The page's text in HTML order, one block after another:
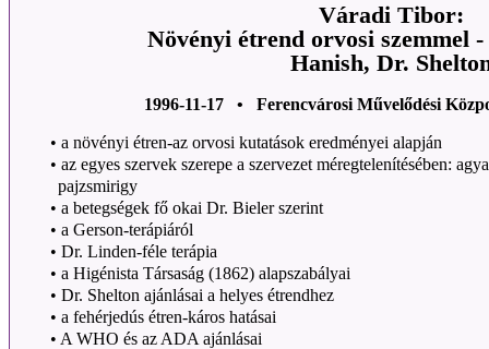
Váradi Tibor:
Növényi étrend orvosi szemmel
Hanish, Dr.
1996-11-17 • Ferencvárosi Művelődési
• a növényi étren-az orvosi kutatások eredményei alapján
• az egyes szervek szerepe a szervezet méregtelenítésében:
pajzsmirigy
• a betegségek fő okai Dr. Bieler szerint
• a Gerson-terápiáról
• Dr. Linden-féle terápia
• a Higénista Társaság (1862) alapszabályai
• Dr. Shelton ajánlásai a helyes étrendhez
• a fehérjedús étren-káros hatásai
• A WHO és az ADA ajánlásai